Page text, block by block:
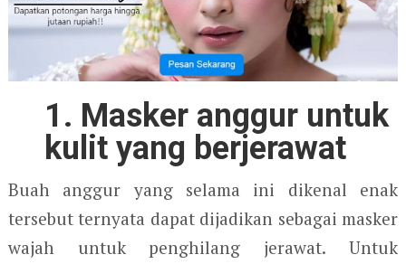
1. Masker anggur untuk
kulit yang berjerawat
Buah anggur yang selama ini dikenal enak
tersebut ternyata dapat dijadikan sebagai masker
wajah untuk penghilang jerawat. Untuk